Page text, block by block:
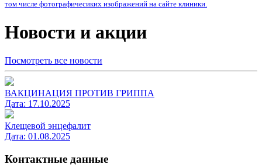
том числе фотографичесиких изображений на сайте клиники.
Новости и акции
Посмотреть все новости
ВАКЦИНАЦИЯ ПРОТИВ ГРИППА
Дата: 17.10.2025
Клещевой энцефалит
Дата: 01.08.2025
Контактные данные